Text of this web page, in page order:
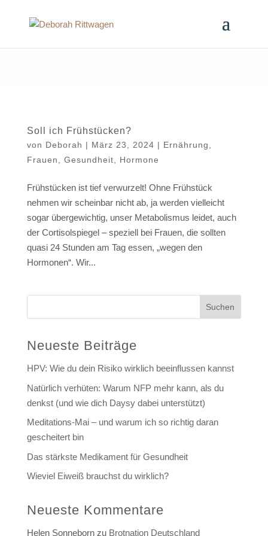
Soll ich Frühstücken?
von Deborah | März 23, 2024 | Ernährung
Frauen
Gesundheit Hormone
Frühstücken ist tief verwurzelt! Ohne Frühstück
nehmen wir scheinbar nicht ab, ja werden vielleicht
sogar übergewichtig, unser Metabolismus leidet, auch
der Cortisolspiegel – speziell bei Frauen, die sollten
quasi 24 Stunden am Tag essen, „wegen den
Hormonen“. Wir...
Suchen
Neueste Beiträge
HPV: Wie du dein Risiko wirklich beeinflussen kannst
Natürlich verhüten: Warum NFP mehr kann, als du
denkst (und wie dich Daysy dabei unterstützt)
Meditations-Mai – und warum ich so richtig daran
gescheitert bin
Das stärkste Medikament für Gesundheit
Wieviel Eiweiß brauchst du wirklich?
Neueste Kommentare
Helen Sonnebornzu Brotnation Deutschland